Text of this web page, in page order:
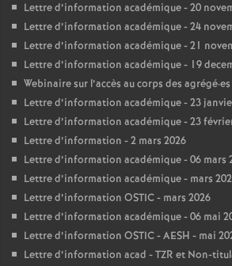
Lettre d’information académique - 20
Lettre d’information académique - 24
Lettre d’information académique - 21
Lettre d’information académique - 19
Webinaire sur l’accès au corps des agrégé·
Lettre d’information académique - 23
Lettre d’information académique - 23
Lettre d’information - 2 mars 2026
Lettre d’information académique - 06 mars
Lettre d’information académique - mars
Lettre d’information OSTIC - mars 2026
Lettre d’information académique - 06 mai
Lettre d’information OSTIC - AESH - mai
Lettre d’information acad - TZR et Non-